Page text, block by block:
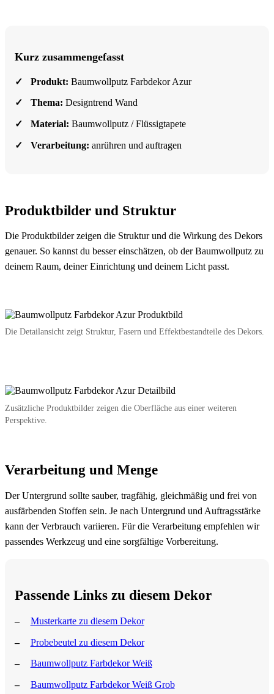
Kurz zusammengefasst
Produkt: Baumwollputz Farbdekor Azur
Thema: Designtrend Wand
Material: Baumwollputz / Flüssigtapete
Verarbeitung: anrühren und auftragen
Produktbilder und Struktur
Die Produktbilder zeigen die Struktur und die Wirkung des Dekors
genauer. So kannst du besser einschätzen, ob der Baumwollputz zu
deinem Raum, deiner Einrichtung und deinem Licht passt.
Die Detailansicht zeigt Struktur, Fasern und Effektbestandteile des Dekors.
Zusätzliche Produktbilder zeigen die Oberfläche aus einer weiteren
Perspektive.
Verarbeitung und Menge
Der Untergrund sollte sauber, tragfähig, gleichmäßig und frei von
ausfärbenden Stoffen sein. Je nach Untergrund und Auftragsstärke
kann der Verbrauch variieren. Für die Verarbeitung empfehlen wir
passendes Werkzeug und eine sorgfältige Vorbereitung.
Passende Links zu diesem Dekor
Musterkarte zu diesem Dekor
Probebeutel zu diesem Dekor
Baumwollputz Farbdekor Weiß
Baumwollputz Farbdekor Weiß Grob